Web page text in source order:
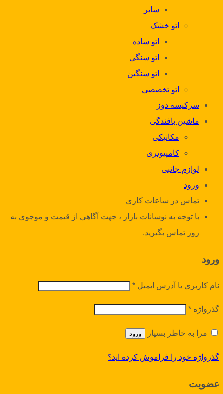
سایر
اتو خشک
اتو ساده
اتو سنگی
اتو سنگین
اتو تخصصی
سرکیسه دوز
ماشین بافندگی
مکانیکی
کامپیوتری
لوازم جانبی
ورود
تماس در ساعات کاری
با توجه به نوسانات بازار ، جهت آگاهی از قیمت و موجوی به
روز تماس بگیرید.
ورود
نام کاربری یا آدرس ایمیل *
گذرواژه *
مرا به خاطر بسپار ورود
گذرواژه خود را فراموش کرده اید؟
عضویت